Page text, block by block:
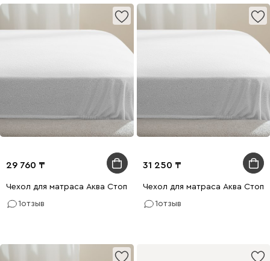
29 760
Чехол для матраса Аква Стоп 140x200
1отзыв
31 250
Чехол для матраса Аква Стоп
1отзыв